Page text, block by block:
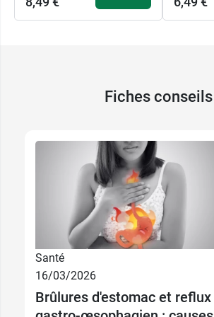
Calcarea fluorica en granules.
Fiches conseils
Santé
16/03/2026
Brûlures d'estomac et reflux